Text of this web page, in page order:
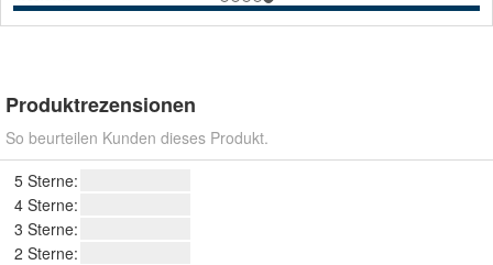
Produktrezensionen
So beurteilen Kunden dieses Produkt.
5 Sterne:
4 Sterne:
3 Sterne:
2 Sterne: